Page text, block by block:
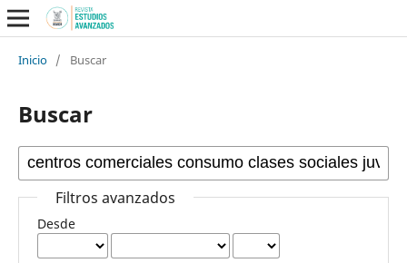
Inicio / Buscar
Buscar
Filtros avanzados
Desde